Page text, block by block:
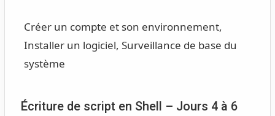
Créer un compte et son environnement,
Installer un logiciel, Surveillance de base du
système
Écriture de script en Shell – Jours 4 à 6